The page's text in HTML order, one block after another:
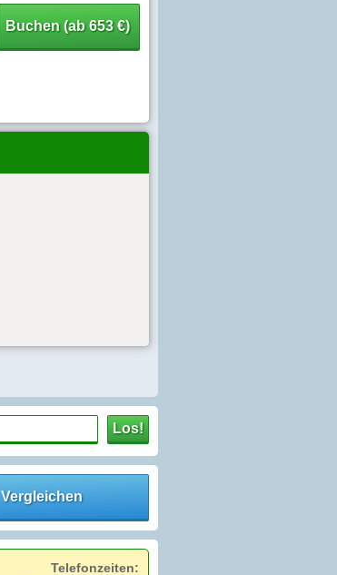
Buchen (ab 653 €)
Los!
Vergleichen
Telefonzeiten: